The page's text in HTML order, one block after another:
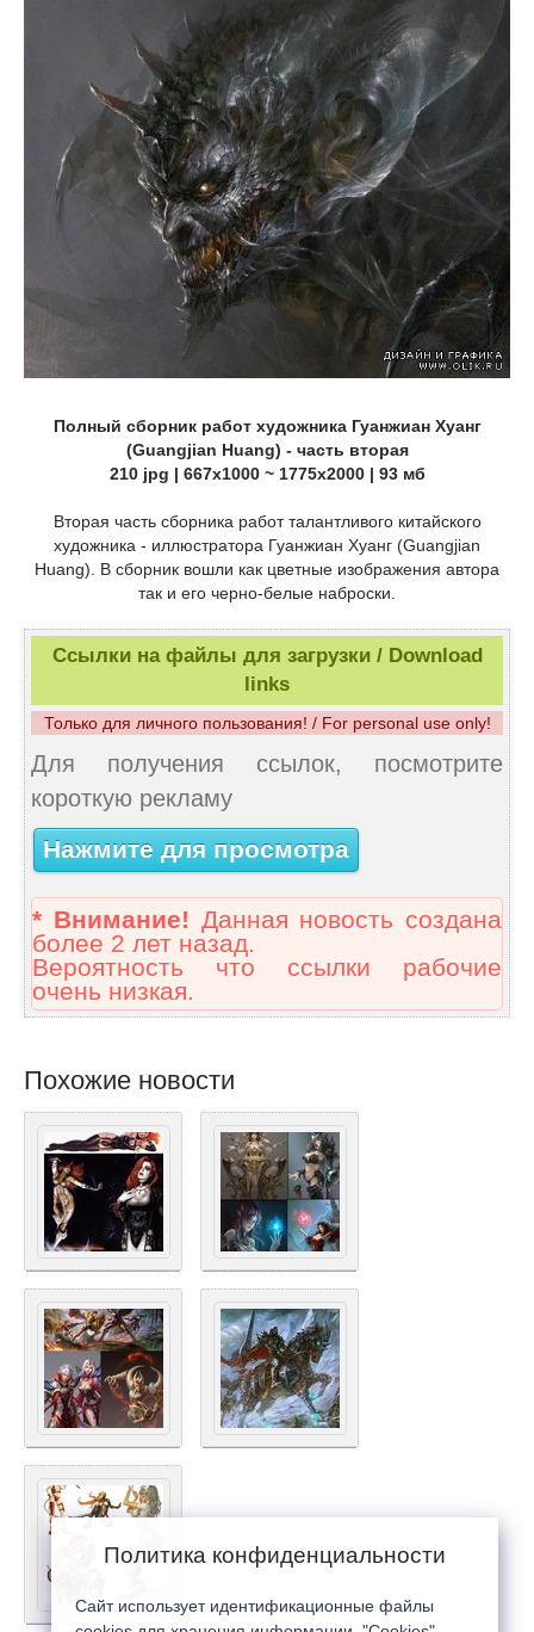
Полный сборник работ художника Гуанжиан Хуанг
(Guangjian Huang) - часть вторая
210 jpg | 667x1000 ~ 1775x2000 | 93 мб
Вторая часть сборника работ талантливого китайского
художника - иллюстратора Гуанжиан Хуанг (Guangjian
Huang). В сборник вошли как цветные изображения автора
так и его черно-белые наброски.
Ссылки на файлы для загрузки / Download
links
Только для личного пользования! / For personal use only!
Для получения ссылок, посмотрите
короткую рекламу
Нажмите для просмотра
* Внимание! Данная новость создана
более 2 лет назад.
Вероятность что ссылки рабочие
очень низкая.
Похожие новости
Политика конфиденциальности
Сайт использует идентификационные файлы